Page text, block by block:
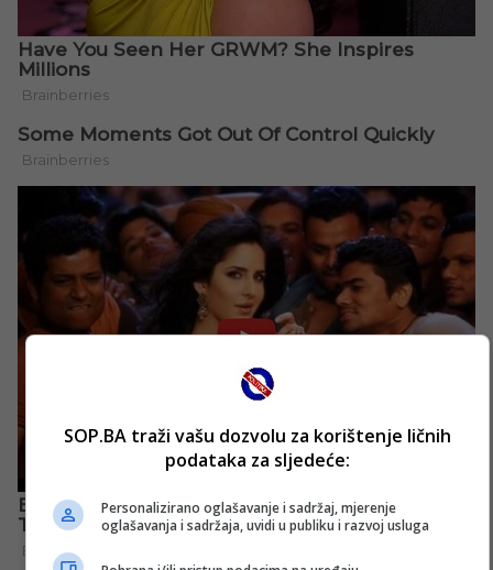
SOP.BA traži vašu dozvolu za korištenje ličnih
podataka za sljedeće:
Personalizirano oglašavanje i sadržaj, mjerenje
oglašavanja i sadržaja, uvidi u publiku i razvoj usluga